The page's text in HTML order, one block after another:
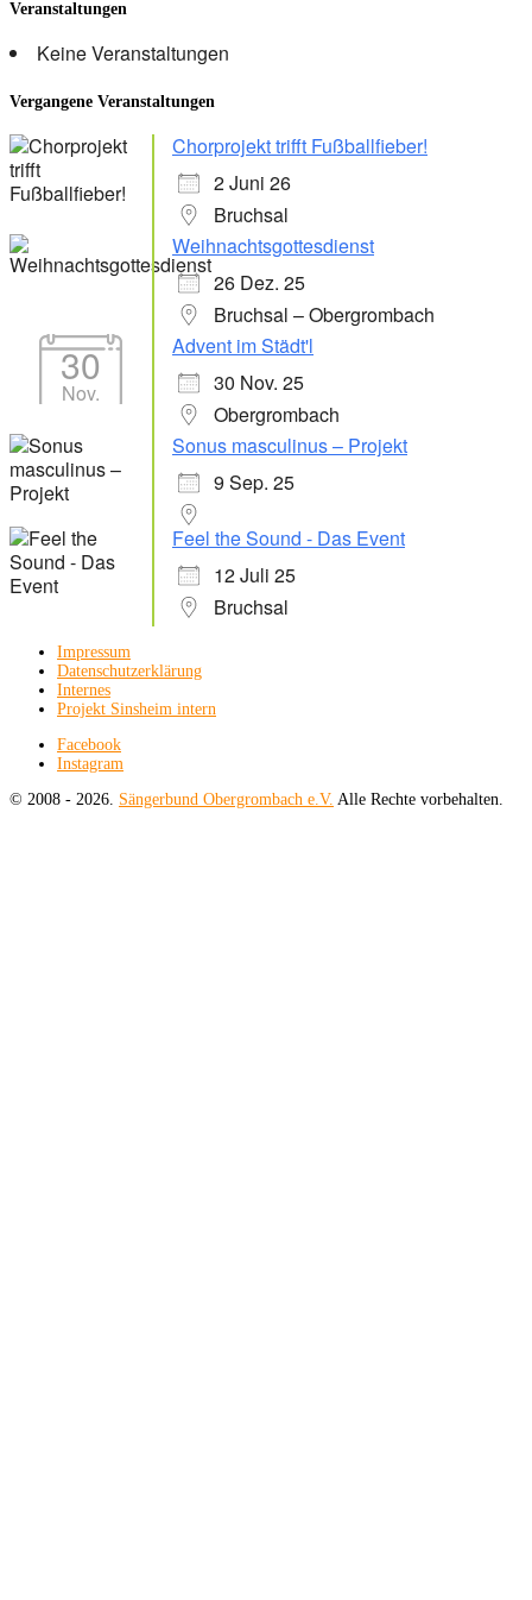
Veranstaltungen
Keine Veranstaltungen
Vergangene Veranstaltungen
Chorprojekt trifft Fußballfieber!
2 Juni 26
Bruchsal
Weihnachtsgottesdienst
26 Dez. 25
Bruchsal – Obergrombach
30
Nov.
Advent im Städt'l
30 Nov. 25
Obergrombach
Sonus masculinus – Projekt
9 Sep. 25
Feel the Sound - Das Event
12 Juli 25
Bruchsal
Impressum
Datenschutzerklärung
Internes
Projekt Sinsheim intern
Facebook
Instagram
© 2008 - 2026. Sängerbund Obergrombach e.V. Alle Rechte vorbehalten.